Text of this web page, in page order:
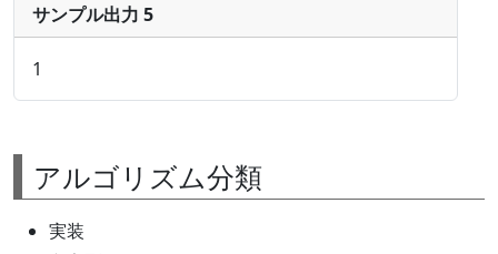
サンプル出力 5
1
アルゴリズム分類
実装